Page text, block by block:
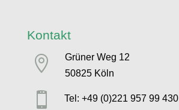
Kontakt

Grüner Weg 12
50825 Köln
 Tel: +49 (0)221 957 99 430